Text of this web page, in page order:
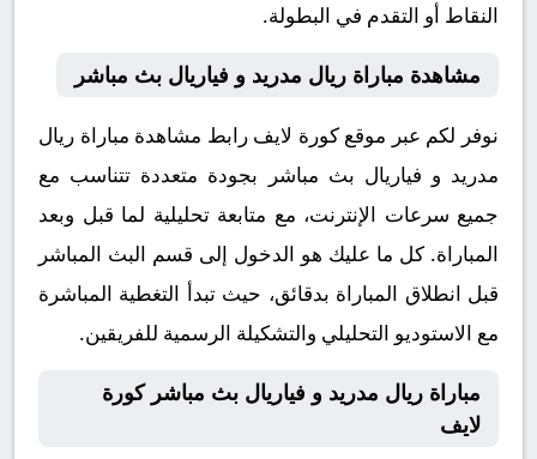
النقاط أو التقدم في البطولة.
مشاهدة مباراة ريال مدريد و فياريال بث مباشر
نوفر لكم عبر موقع كورة لايف رابط مشاهدة مباراة ريال
مدريد و فياريال بث مباشر بجودة متعددة تتناسب مع
جميع سرعات الإنترنت، مع متابعة تحليلية لما قبل وبعد
المباراة. كل ما عليك هو الدخول إلى قسم البث المباشر
قبل انطلاق المباراة بدقائق، حيث تبدأ التغطية المباشرة
مع الاستوديو التحليلي والتشكيلة الرسمية للفريقين.
مباراة ريال مدريد و فياريال بث مباشر كورة
لايف